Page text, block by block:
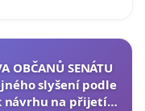
OBČANŮ SENÁTU
slyšení podle
návrhu na přijetí